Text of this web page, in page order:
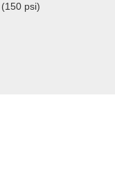
psi)